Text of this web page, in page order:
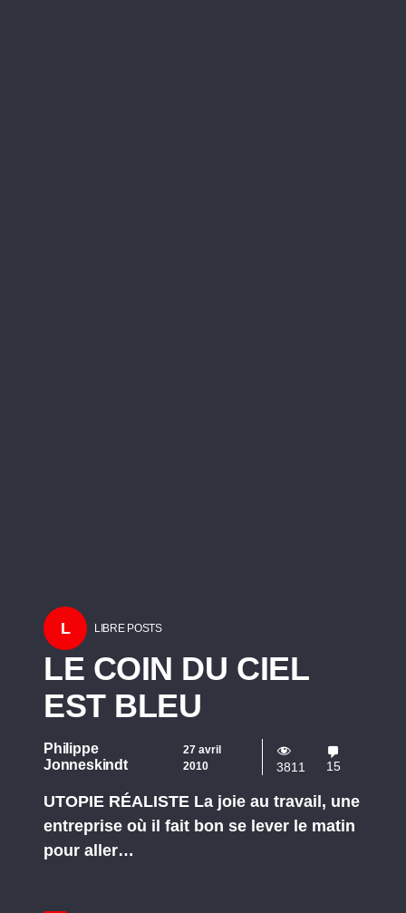
L LIBRE POSTS
LE COIN DU CIEL
EST BLEU
Philippe
Jonneskindt
27 avril
2010
3811 15
UTOPIE RÉALISTE La joie au travail, une
entreprise où il fait bon se lever le matin
pour aller…